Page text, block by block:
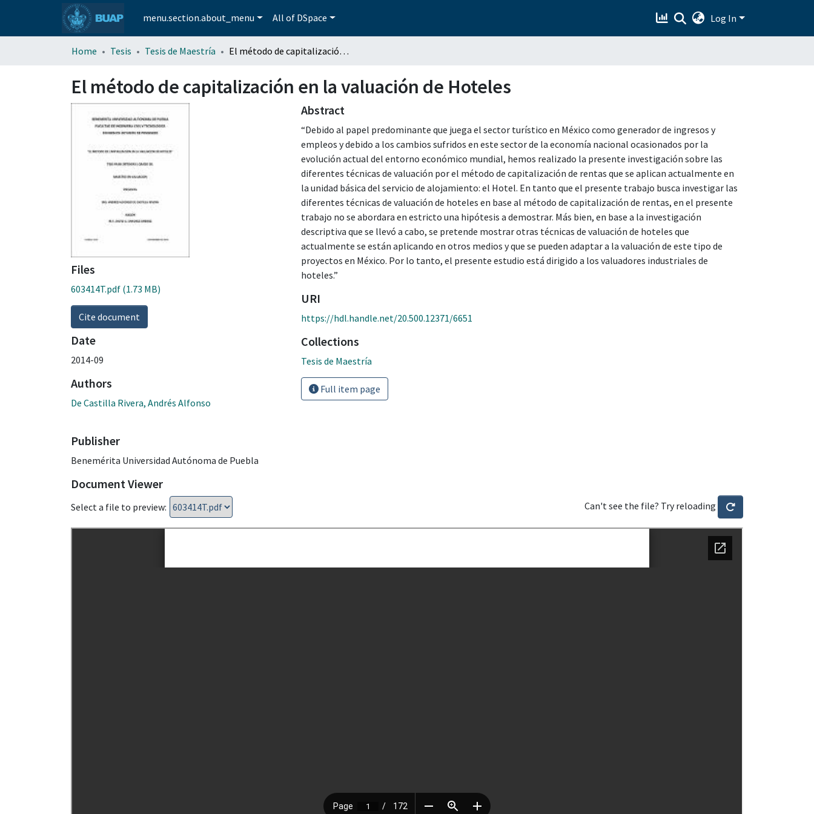
menu.section.about_menu All of DSpace Log In
Home Tesis Tesis de Maestría El método de capitalización en la valuación de Hoteles
El método de capitalización en la valuación de Hoteles
Files
603414T.pdf (1.73 MB)
Cite document
Date
2014-09
Authors
De Castilla Rivera, Andrés Alfonso
Publisher
Benemérita Universidad Autónoma de Puebla
Abstract
“Debido al papel predominante que juega el sector turístico en México como generador de ingresos y
empleos y debido a los cambios sufridos en este sector de la economía nacional ocasionados por la
evolución actual del entorno económico mundial, hemos realizado la presente investigación sobre las
diferentes técnicas de valuación por el método de capitalización de rentas que se aplican actualmente en
la unidad básica del servicio de alojamiento: el Hotel. En tanto que el presente trabajo busca investigar las
diferentes técnicas de valuación de hoteles en base al método de capitalización de rentas, en el presente
trabajo no se abordara en estricto una hipótesis a demostrar. Más bien, en base a la investigación
descriptiva que se llevó a cabo, se pretende mostrar otras técnicas de valuación de hoteles que
actualmente se están aplicando en otros medios y que se pueden adaptar a la valuación de este tipo de
proyectos en México. Por lo tanto, el presente estudio está dirigido a los valuadores industriales de
hoteles.”
URI
https://hdl.handle.net/20.500.12371/6651
Collections
Tesis de Maestría
Full item page
Document Viewer
Select a file to preview: Can't see the file? Try reloading